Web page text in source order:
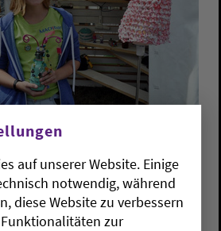
auf unserer Website. Einige
notwendig, während
diese Website zu verbessern
zur